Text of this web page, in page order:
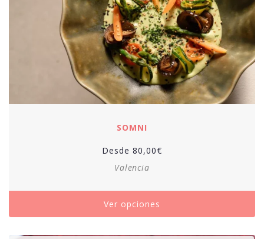
SOMNI
Desde 80,00€
Valencia
Ver opciones